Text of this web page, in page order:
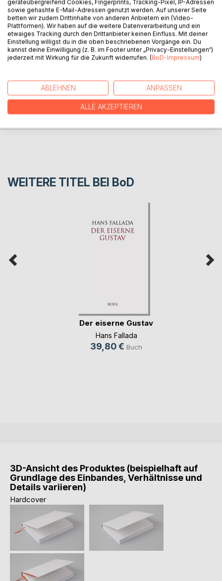
worden war. Fallada schrieb den Roman Ende 1946 in
knapp vier Wochen. Der Roman gilt als das erste Buch
eines deutschen nicht-emigrierten Schriftstellers über den
Widerstand gegen den Nationalsozialismus.
AUTOR/IN
PRESSESTIMMEN
REZENSIONEN
WEITERE TITEL BEI BoD
Der eiserne Gustav
Hans Fallada
39,80 € Buch
3D-Ansicht des Produktes (beispielhaft auf
Grundlage des Einbandes, Verhältnisse und
Details variieren)
Hardcover
geräteübergreifend Cookies, Fingerprints, Tracking-Pixel, IP-Adressen
sowie gehashte E-Mail-Adressen genutzt werden. Auf unserer Seite
betten wir zudem Drittinhalte von anderen Anbietern ein (Video-
Plattformen). Wir haben auf die weitere Datenverarbeitung und ein
etwaiges Tracking durch den Drittanbieter keinen Einfluss. Mit deiner
Einstellung willigst du in die oben beschriebenen Vorgänge ein. Du
kannst deine Einwilligung (z. B. im Footer unter „Privacy-Einstellungen“)
jederzeit mit Wirkung für die Zukunft widerrufen. (BoD-Impressum)
ABLEHNEN ANPASSEN
ALLE AKZEPTIEREN